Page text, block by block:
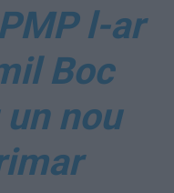
l-ar
Boc
nou